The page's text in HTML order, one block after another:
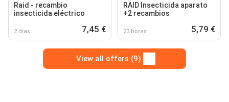
Raid - recambio
insecticida eléctrico
2 días 7,45 €
RAID Insecticida aparato
+2 recambios
23 horas 5,79 €
View all offers (9)